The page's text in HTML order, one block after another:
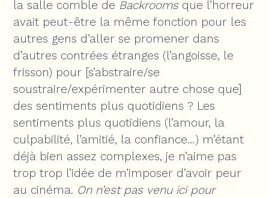
la salle comble de Backroomsque l’horreur
avait peut-être la même fonction pour les
autres gens d’aller se promener dans
d’autres contrées étranges (l’angoisse, le
frisson) pour [s’abstraire/se
soustraire/expérimenter autre chose que]
des sentiments plus quotidiens ? Les
sentiments plus quotidiens (l’amour, la
culpabilité, l’amitié, la confiance…) m’étant
déjà bien assez complexes, je n’aime pas
trop trop l’idée de m’imposer d’avoir peur
au cinéma. On n’est pas venu ici pour